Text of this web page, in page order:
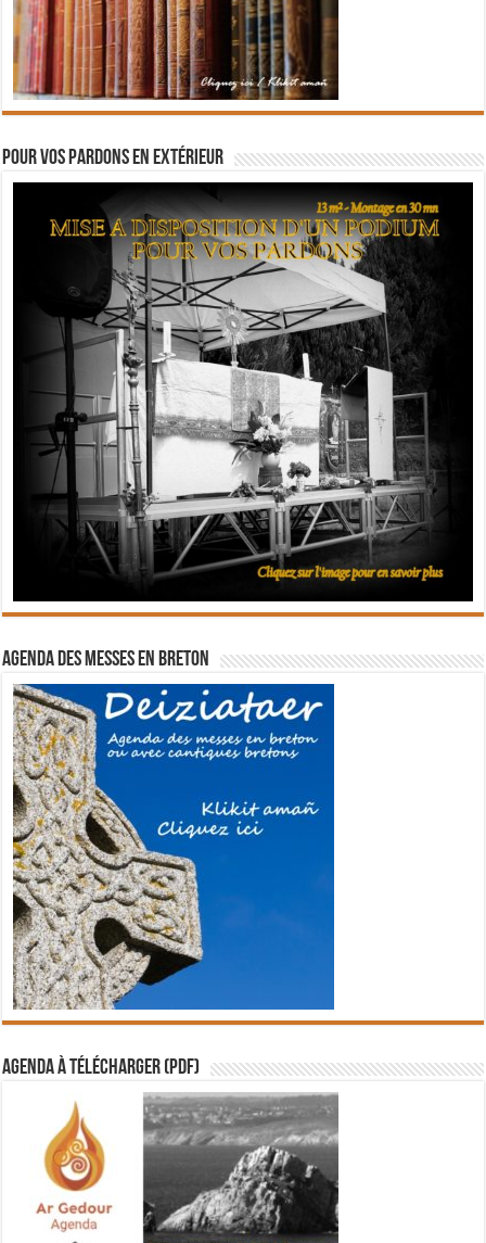
Pour vos pardons en extérieur
Agenda des messes en breton
Agenda à télécharger (PDF)